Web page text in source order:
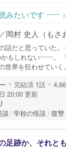
みたいです
／岡村 史人（もさ
話だと思っていた
かもしれない――。
世界を狂わせていく。
完結済 1話
20:00 更新
談 学校の怪談 復讐
足跡か、それと